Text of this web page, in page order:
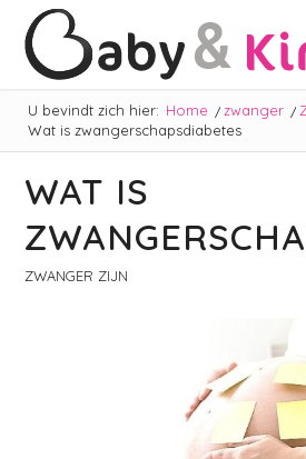
U bevindt zich hier: Home / zwanger /
Wat is zwangerschapsdiabetes
WAT IS
ZWANGER ZIJN